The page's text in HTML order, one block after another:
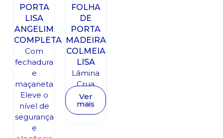
PORTA
LISA
ANGELIM
COMPLETA
Com
fechadura
e
maçaneta
Eleve o
nível de
segurança
e
FOLHA
DE
PORTA
MADEIRA
COLMEIA
LISA
Lâmina
Crua
Ver
mais